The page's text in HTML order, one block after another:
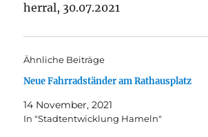
herral, 30.07.2021
Ähnliche Beiträge
Neue Fahrradständer am Rathausplatz
14 November, 2021
In "Stadtentwicklung Hameln"